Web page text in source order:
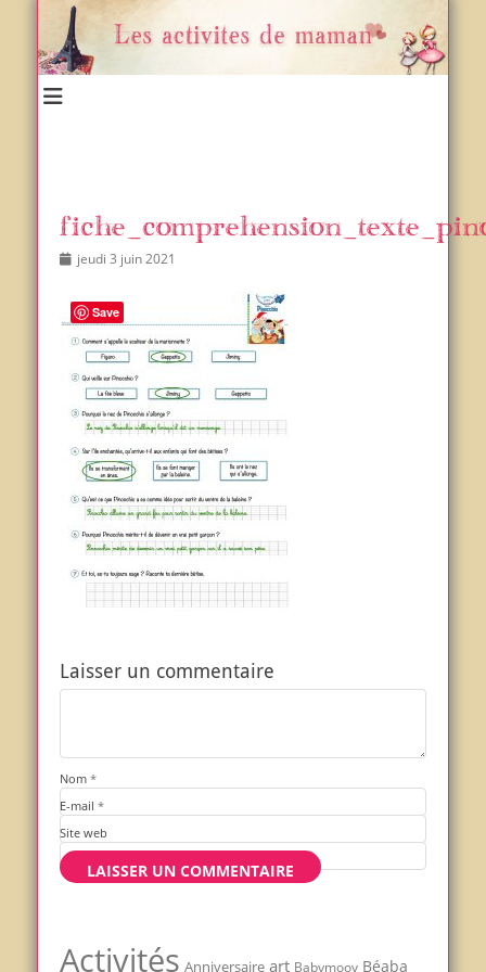
Postedjeudi 3 juin 2021
Laisser un commentaire
Nom *
E-mail *
Site web
Activités Anniversaire art Babymoov Béaba
Save